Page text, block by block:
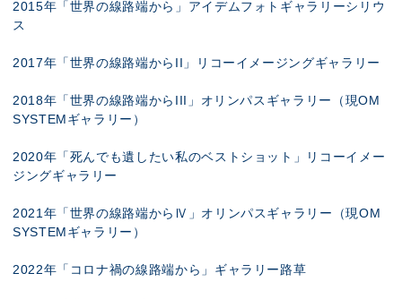
2015年「世界の線路端から」アイデムフォトギャラリーシリウ
ス
2017年「世界の線路端からII」リコーイメージングギャラリー
2018年「世界の線路端からIII」オリンパスギャラリー（現OM
SYSTEMギャラリー）
2020年「死んでも遺したい私のベストショット」リコーイメー
ジングギャラリー
2021年「世界の線路端からⅣ」オリンパスギャラリー（現OM
SYSTEMギャラリー）
2022年「コロナ禍の線路端から」ギャラリー路草